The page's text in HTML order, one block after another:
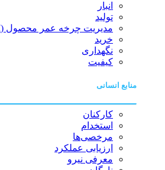
انبار
تولید
مدیریت چرخه عمر محصول (PLM)
خرید
نگهداری
کیفیت
منابع انسانی
کارکنان
استخدام
مرخصی‌ها
ارزیابی عملکرد
معرفی نیرو